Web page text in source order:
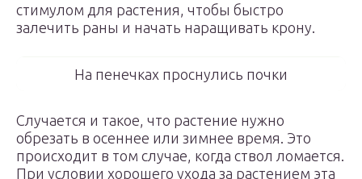
стимулом для растения, чтобы быстро
залечить раны и начать наращивать крону.
На пенечках проснулись почки
Случается и такое, что растение нужно
обрезать в осеннее или зимнее время. Это
происходит в том случае, когда ствол ломается.
При условии хорошего ухода за растением эта